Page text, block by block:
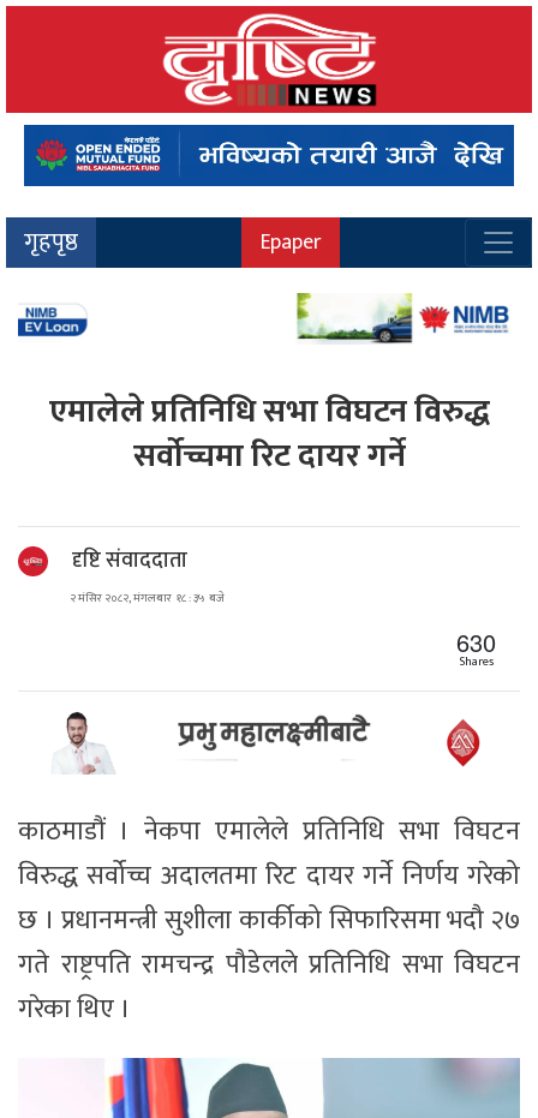
गृहपृष्ठ Epaper
एमालेले प्रतिनिधि सभा विघटन विरुद्ध
सर्वोच्चमा रिट दायर गर्ने
दृष्टि संवाददाता
२ मंसिर २०८२, मंगलबार १८ : ३५ बजे
630
Shares
काठमाडौं । नेकपा एमालेले प्रतिनिधि सभा विघटन
विरुद्ध सर्वोच्च अदालतमा रिट दायर गर्ने निर्णय गरेको
छ । प्रधानमन्त्री सुशीला कार्कीको सिफारिसमा भदौ २७
गते राष्ट्रपति रामचन्द्र पौडेलले प्रतिनिधि सभा विघटन
गरेका थिए ।